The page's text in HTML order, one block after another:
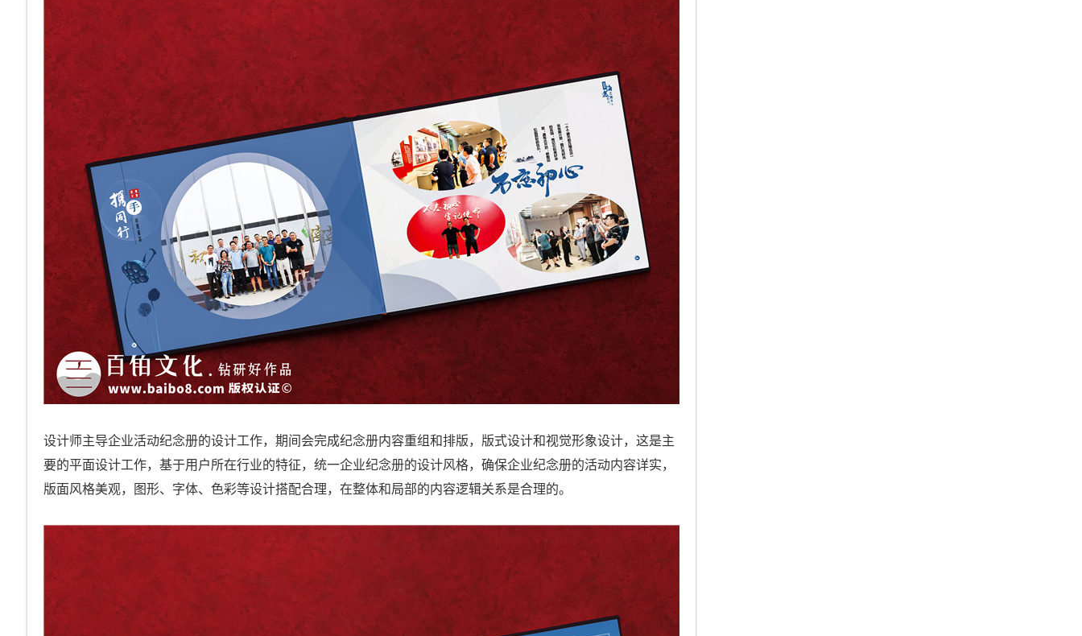
设计师主导企业活动纪念册的设计工作，期间会完成纪念册内容重组和排版，版式设计和视觉形象设计，这是主
要的平面设计工作，基于用户所在行业的特征，统一企业纪念册的设计风格，确保企业纪念册的活动内容详实，
版面风格美观，图形、字体、色彩等设计搭配合理，在整体和局部的内容逻辑关系是合理的。